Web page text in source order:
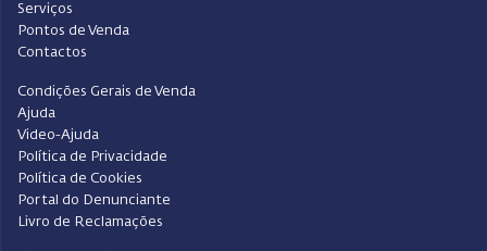
Serviços
Pontos de Venda
Contactos
Condições Gerais de Venda
Ajuda
Video-Ajuda
Política de Privacidade
Política de Cookies
Portal do Denunciante
Livro de Reclamações